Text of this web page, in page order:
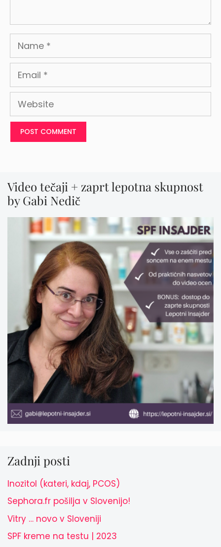
Name
Email
Website
Video tečaji + zaprt lepotna skupnost
by Gabi Nedič
Zadnji posti
Inozitol (kateri, kdaj, PCOS)
Sephora.fr pošilja v Slovenijo!
Vitry … novo v Sloveniji
SPF kreme na testu | 2023